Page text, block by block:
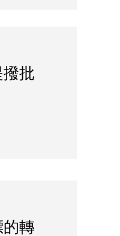
批
轉